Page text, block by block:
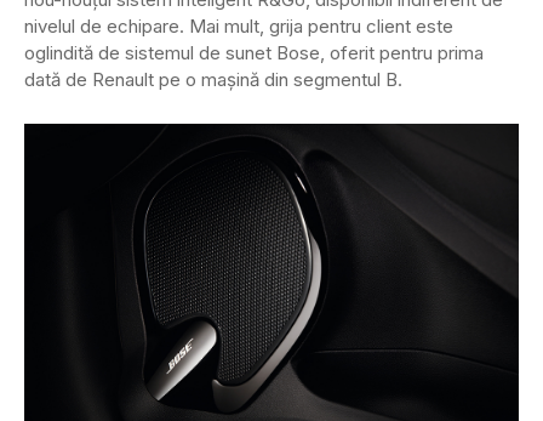
nivelul de echipare. Mai mult, grija pentru client este
oglindită de sistemul de sunet Bose, oferit pentru prima
dată de Renault pe o mașină din segmentul B.